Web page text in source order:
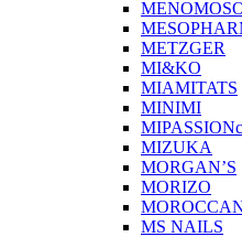
METZGER
MI&KO
MIAMITATS
MINIMI
MIZUKA
MORGAN’S
MORIZO
MS NAILS